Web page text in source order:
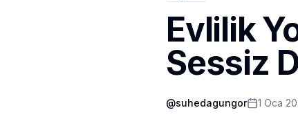
Evlilik
Sessiz
@suhedagungor 1 Oca